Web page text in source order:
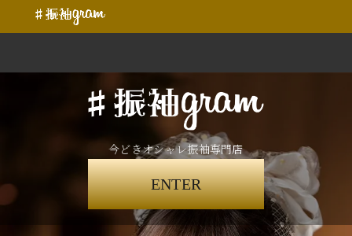
今どきオシャレ振袖専門店
ENTER